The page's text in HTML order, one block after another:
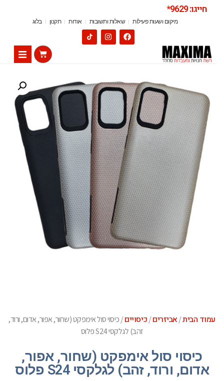
חייגו: 9629*
מיקום ושעות פעילות שאלות ותשובות אודות תקנון בלוג
עמוד הבית/אביזרים/כיסויים/ כיסוי סול אימפקט (שחור, אפור, אדום, ורוד,
זהב) לגלקסי S24 פלוס
כיסוי סול אימפקט (שחור, אפור,
אדום, ורוד, זהב) לגלקסי S24 פלוס